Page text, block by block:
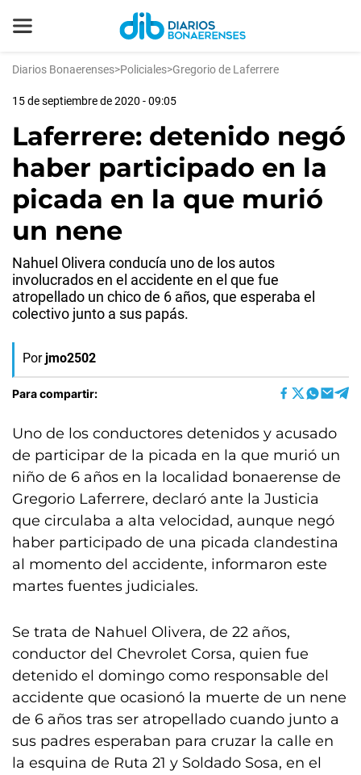
Diarios Bonaerenses>Policiales>Gregorio de Laferrere
15 de septiembre de 2020 - 09:05
Laferrere: detenido negó
haber participado en la
picada en la que murió
un nene
Nahuel Olivera conducía uno de los autos
involucrados en el accidente en el que fue
atropellado un chico de 6 años, que esperaba el
colectivo junto a sus papás.
Por jmo2502
Para compartir:
Uno de los conductores detenidos y acusado
de participar de la picada en la que murió un
niño de 6 años en la localidad bonaerense de
Gregorio Laferrere, declaró ante la Justicia
que circulaba a alta velocidad, aunque negó
haber participado de una picada clandestina
al momento del accidente, informaron este
martes fuentes judiciales.
Se trata de Nahuel Olivera, de 22 años,
conductor del Chevrolet Corsa, quien fue
detenido el domingo como responsable del
accidente que ocasionó la muerte de un nene
de 6 años tras ser atropellado cuando junto a
sus padres esperaban para cruzar la calle en
la esquina de Ruta 21 y Soldado Sosa, en el